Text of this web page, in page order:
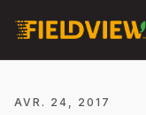
AVR. 24, 2017